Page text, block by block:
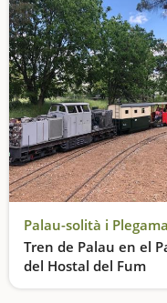
Palau-solità i
Tren de Palau en el
del Hostal del Fum
¡Viajamos en tren!